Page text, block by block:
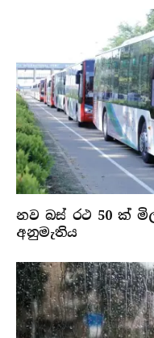
නව බස් රථ 50 ක්
අනුමැතිය